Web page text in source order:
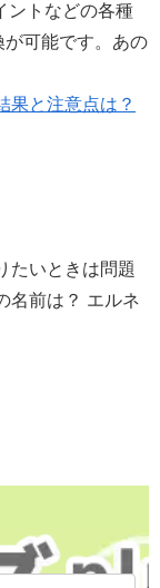
ントなどの各種
可能です。あの
果と注意点は？
たいときは問題
名前は？ エルネ